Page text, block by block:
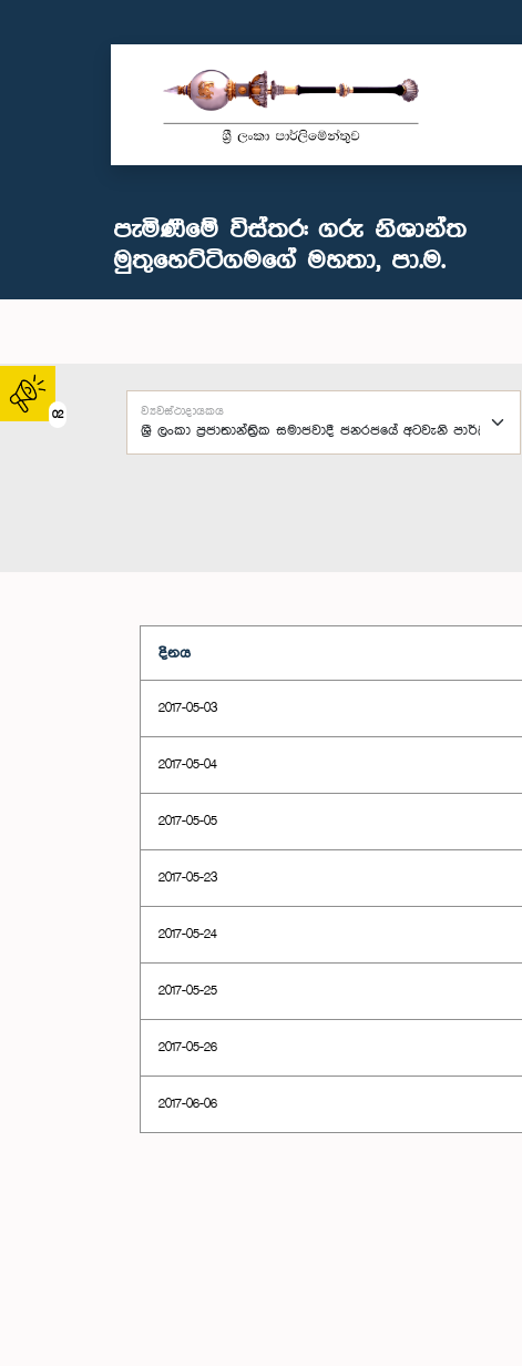
02
පැමිණීමේ විස්තර: ගරු නිශාන්ත
මුතුහෙට්ටිගමගේ මහතා, පා.ම.
ව්‍යවස්ථාදායකය
දිනය
2017-05-03
2017-05-04
2017-05-05
2017-05-23
2017-05-24
2017-05-25
2017-05-26
2017-06-06